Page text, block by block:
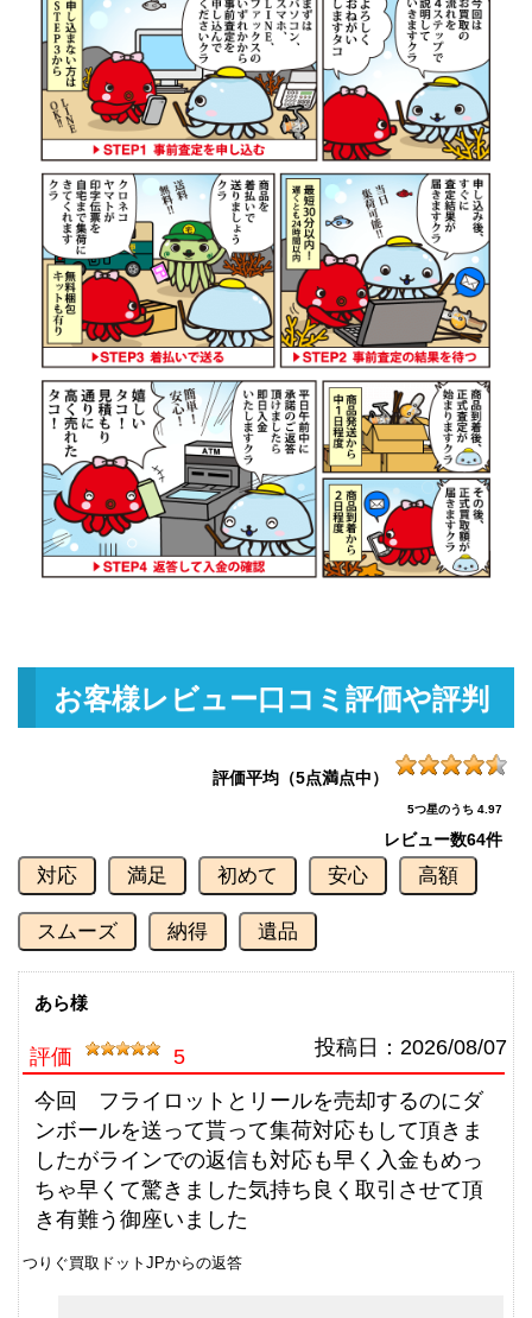
ダイワ 22 イグジスト LT 2500S-
DH ベイトリール 未使用
釣具買取クーポンg-
turi20260706（2026/07/31迄）
44,500円
2026/07/05
ダイワ 22 イグジスト SF 2500SS
ベイトリール 未使用
釣具買取クーポンg-
turi20260707 （2026/07/31迄）
42,000円
2026/07/05
ダイワ 22 イグジスト LT4000-XH
ベイトリール 未使用
釣具買取クーポン
turi20260708（2026/07/31迄）
38,500円
2026/07/05
ダイワ 22 イグジスト LT 2000S-P
ベイトリール 未使用
釣具買取クーポンg-
turi20260709
（2026/07/31迄）
36,000円
2026/07/05
ダイワ 15 イグジスト 2506PE-DH
ベイトリール 未使用
釣具買取クーポンg-
turi20260710（2026/07/31迄）
29,500円
2026/07/05
釣具買取クーポンg-
turi20260601（2026/06/30迄）
ダイワ 銀影競技 スペシャル Ｔ90
g-
90,000円
2026/06/06
ダイワ 銀影競技T85K 未使用
釣具買取クーポンg-
turi20260603（2026/06/30迄）
84,000円
2026/06/06
ダイワ 銀影競技メガトルク 急瀬
抜 H90V 未使用
釣具買取クーポン
turi20260604
（2026/06/30迄）
2026/06/06
ダイワ 銀影 エア T90 N 未使用
釣具買取クーポン g-
turi20260605 （2026/06/30迄）
33,000円
2026/06/06
シマノ 電動リール 22 ビーストマ
スター MD 6000 未使用
釣具買取クーポン g-
turi20260606 （2026/06/30迄）
75,000円
2026/06/06
お客様レビュー口コミ評価や評判
評価平均（5点満点中）
5つ星のうち 4.97
レビュー数64件
対応 満足 初めて 安心 高額
スムーズ 納得 遺品
あら様
評価 5 投稿日： 2026/08/07
今回 フライロットとリールを売却するのにダ
ンボールを送って貰って集荷対応もして頂きま
したがラインでの返信も対応も早く入金もめっ
ちゃ早くて驚きました気持ち良く取引させて頂
き有難う御座いました
つりぐ買取ドットJPからの返答